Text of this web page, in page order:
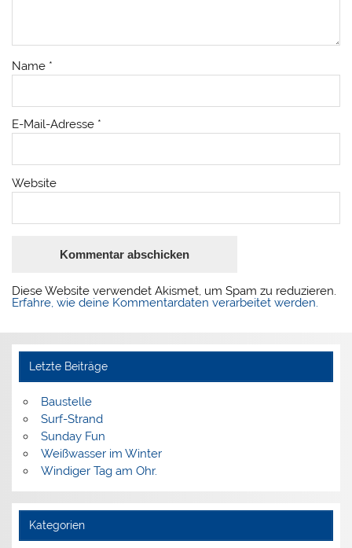
Name *
E-Mail-Adresse *
Website
Diese Website verwendet Akismet, um Spam zu reduzieren.
Erfahre, wie deine Kommentardaten verarbeitet werden.
Letzte Beiträge
Baustelle
Surf-Strand
Sunday Fun
Weißwasser im Winter
Windiger Tag am Ohr.
Kategorien